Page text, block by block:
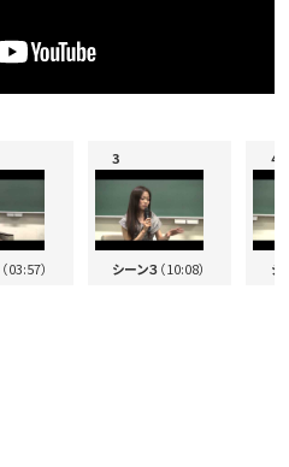
（03:57） シーン３ （10:08） シ